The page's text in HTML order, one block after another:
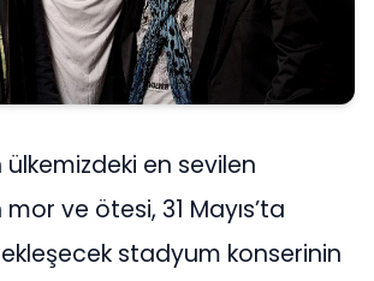
ülkemizdeki en sevilen
ve ötesi, 31 Mayıs’ta
stadyum konserinin